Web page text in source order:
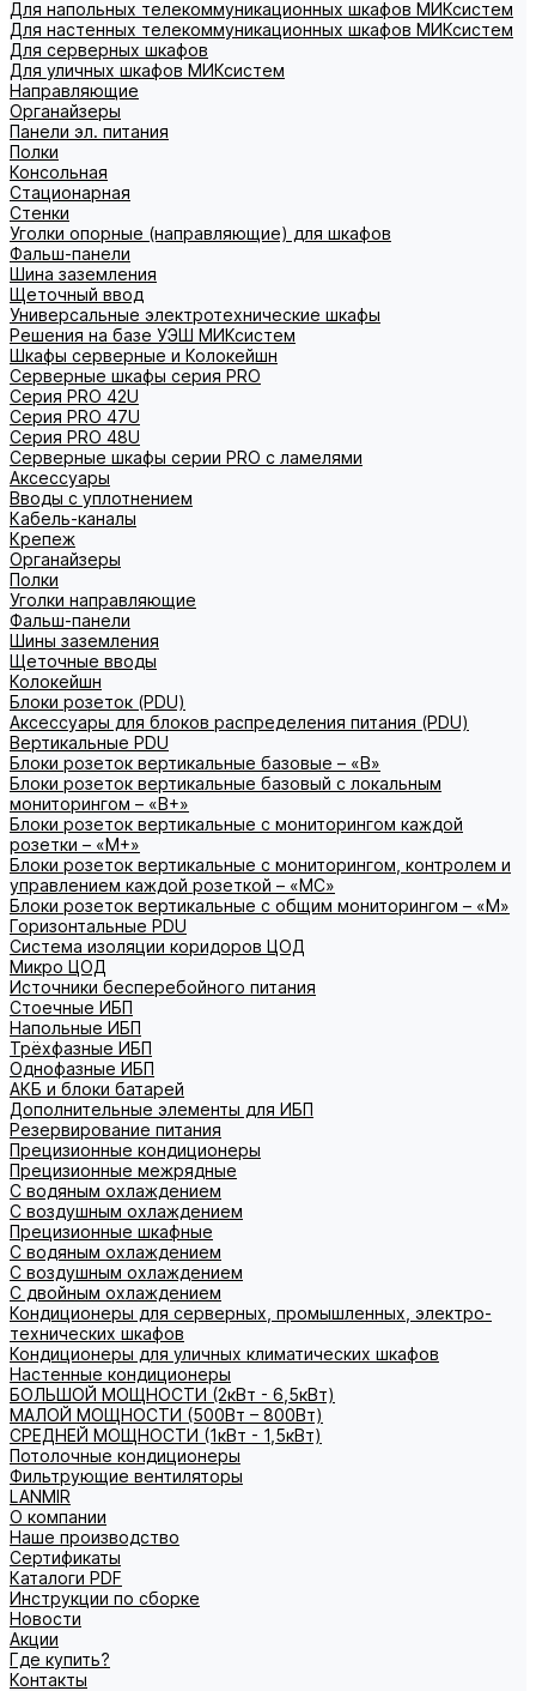
Для напольных телекоммуникационных шкафов МИКсистем
Для настенных телекоммуникационных шкафов МИКсистем
Для серверных шкафов
Для уличных шкафов МИКсистем
Направляющие
Органайзеры
Панели эл. питания
Полки
Консольная
Стационарная
Стенки
Уголки опорные (направляющие) для шкафов
Фальш-панели
Шина заземления
Щеточный ввод
Универсальные электротехнические шкафы
Решения на базе УЭШ МИКсистем
Шкафы серверные и Колокейшн
Серверные шкафы серия PRO
Серия PRO 42U
Серия PRO 47U
Серия PRO 48U
Серверные шкафы серии PRO с ламелями
Аксессуары
Вводы с уплотнением
Кабель-каналы
Крепеж
Органайзеры
Полки
Уголки направляющие
Фальш-панели
Шины заземления
Щеточные вводы
Колокейшн
Блоки розеток (PDU)
Аксессуары для блоков распределения питания (PDU)
Вертикальные PDU
Блоки розеток вертикальные базовые – «В»
Блоки розеток вертикальные базовый с локальным
мониторингом – «В+»
Блоки розеток вертикальные с мониторингом каждой
розетки – «М+»
Блоки розеток вертикальные с мониторингом, контролем и
управлением каждой розеткой – «МС»
Блоки розеток вертикальные с общим мониторингом – «М»
Горизонтальные PDU
Система изоляции коридоров ЦОД
Микро ЦОД
Источники бесперебойного питания
Стоечные ИБП
Напольные ИБП
Трёхфазные ИБП
Однофазные ИБП
АКБ и блоки батарей
Дополнительные элементы для ИБП
Резервирование питания
Прецизионные кондиционеры
Прецизионные межрядные
С водяным охлаждением
С воздушным охлаждением
Прецизионные шкафные
С водяным охлаждением
С воздушным охлаждением
С двойным охлаждением
Кондиционеры для серверных, промышленных, электро-
технических шкафов
Кондиционеры для уличных климатических шкафов
Настенные кондиционеры
БОЛЬШОЙ МОЩНОСТИ (2кВт - 6,5кВт)
МАЛОЙ МОЩНОСТИ (500Вт – 800Вт)
СРЕДНЕЙ МОЩНОСТИ (1кВт - 1,5кВт)
Потолочные кондиционеры
Фильтрующие вентиляторы
LANMIR
О компании
Наше производство
Сертификаты
Каталоги PDF
Инструкции по сборке
Новости
Акции
Где купить?
Контакты